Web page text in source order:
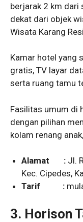
berjarak 2 km dari
dekat dari objek
Wisata Karang
Kamar hotel yang
gratis, TV layar
serta ruang tamu
Fasilitas umum di
dengan pilihan
kolam renang
Alamat : Jl.
Kec. Cipedes,
Tarif :
3. Horison